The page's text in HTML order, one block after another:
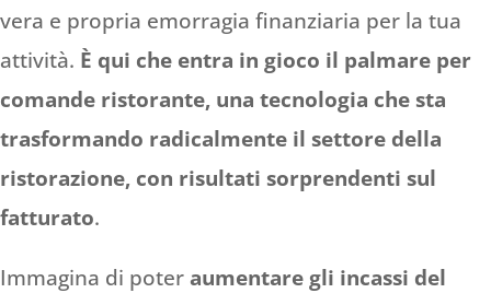
vera e propria emorragia finanziaria per la tua
attività. È qui che entra in gioco il palmare per
comande ristorante, una tecnologia che sta
trasformando radicalmente il settore della
ristorazione, con risultati sorprendenti sul
fatturato.
Immagina di poter aumentare gli incassi del